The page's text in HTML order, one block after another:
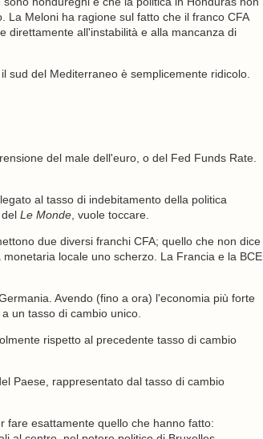
Meloni ha ragione sul fatto che il franco CFA
direttamente all'instabilità e alla mancanza di
sud del Mediterraneo è semplicemente ridicolo.
del male dell'euro, o del Fed Funds Rate.
al tasso di indebitamento della politica
Le Monde, vuole toccare.
due diversi franchi CFA; quello che non dice
locale uno scherzo. La Francia e la BCE
Avendo (fino a ora) l'economia più forte
un tasso di cambio unico.
rispetto al precedente tasso di cambio
Paese, rappresentato dal tasso di cambio
fare esattamente quello che hanno fatto: